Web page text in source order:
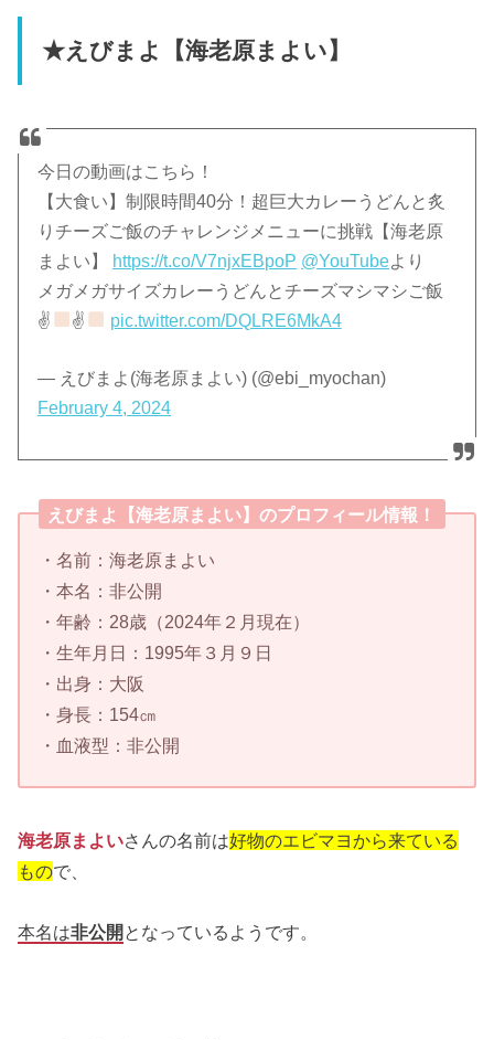
★えびまよ【海老原まよい】
今日の動画はこちら！
【大食い】制限時間40分！超巨大カレーうどんと炙
りチーズご飯のチャレンジメニューに挑戦【海老原
まよい】
https://t.co/V7njxEBpoP @YouTubeより
メガメガサイズカレーうどんとチーズマシマシご飯
✌
✌ pic.twitter.com/DQLRE6MkA4
— えびまよ(海老原まよい) (@ebi_myochan)
February 4, 2024
えびまよ【海老原まよい】のプロフィール情報！
・名前：海老原まよい
・本名：非公開
・年齢：28歳（2024年２月現在）
・生年月日：1995年３月９日
・出身：大阪
・身長：154㎝
・血液型：非公開
海老原まよいさんの名前は好物のエビマヨから来ている
もので、
本名は非公開 となっているようです。